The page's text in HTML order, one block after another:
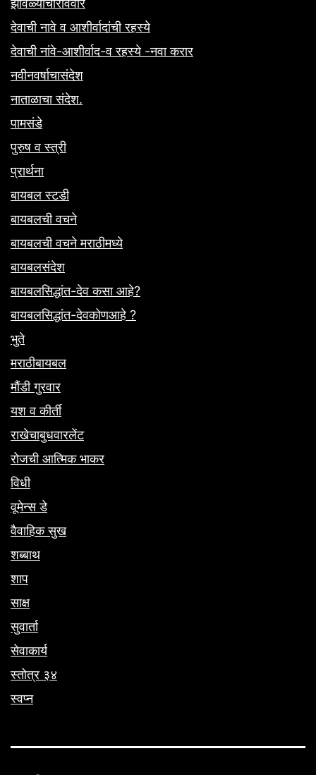
झावळ्यांचारविवार
देवाची नावे व आशीर्वादांची रहस्ये
देवाची नांवे-आशीर्वाद-व रहस्ये -नवा करार
नवीनवर्षाचासंदेश
नाताळाचा संदेश.
पामसंडे
पुरुष व स्त्री
प्रार्थना
बायबल स्टडी
बायबलची वचने
बायबलची वचने मराठीमध्ये
बायबलसंदेश
बायबलसिद्धांत-देव कसा आहे?
बायबलसिद्धांत-देवकोणआहे ?
भुते
मराठीबायबल
मौंडी गुरवार
यश व कीर्ती
राखेचाबुधवारलेंट
रोजची आत्मिक भाकर
विधी
वूमेन्स डे
वैवाहिक सुख
शब्बाथ
शाप
साक्ष
सुवार्ता
सेवाकार्य
स्तोत्र ३४
स्वप्न